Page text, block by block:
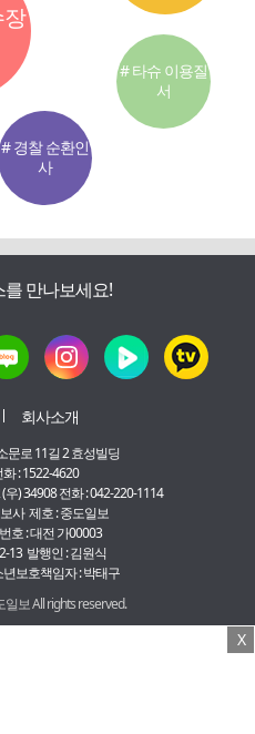
# 경찰 순환인
사
# 타슈 이용질
서
만나보세요!
회사소개
문로 11길 2 효성빌딩
: 1522-4620
) 34908 전화 : 042-220-1114
사 제호 : 중도일보
호 : 대전 가00003
13 발행인 : 김원식
보호책임자 : 박태구
보 All rights reserved.
X